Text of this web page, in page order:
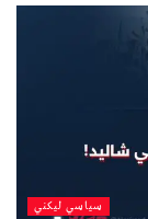
سیاسي لیکني